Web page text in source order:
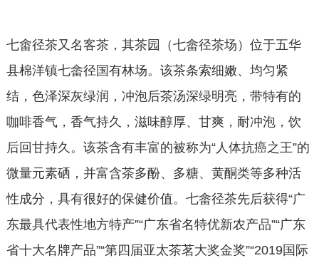
七畬径茶又名客茶，其茶园（七畲径茶场）位于五华
县棉洋镇七畲径国有林场。该茶条索细嫩、均匀紧
结，色泽深灰绿润，冲泡后茶汤深绿明亮，带特有的
咖啡香气，香气持久，滋味醇厚、甘爽，耐冲泡，饮
后回甘持久。该茶含有丰富的被称为“人体抗癌之王”的
微量元素硒，并富含茶多酚、多糖、黄酮类等多种活
性成分，具有很好的保健价值。七畲径茶先后获得“广
东最具代表性地方特产”“广东省名特优新农产品”“广东
省十大名牌产品”“第四届亚太茶茗大奖金奖”“2019国际